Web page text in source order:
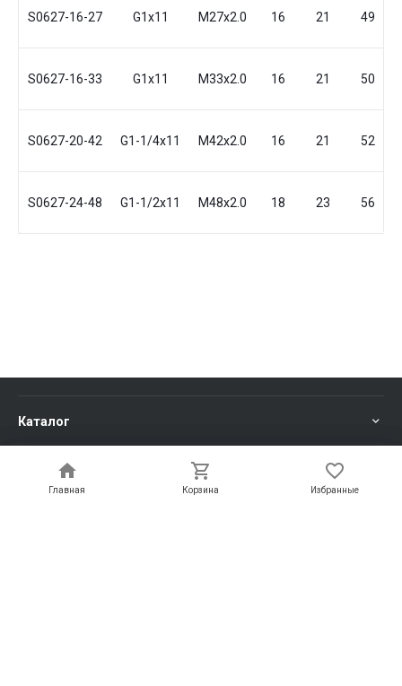
Главная Корзина Избранные
Главная Корзина Избранные
S0627-16-27 G1x11 M27x2.0 16 21 49
S0627-16-33 G1x11 M33x2.0 16 21 50
S0627-20-42 G1-1/4x11 M42x2.0 16 21 52
S0627-24-48 G1-1/2x11 M48x2.0 18 23 56
Каталог
Услуги